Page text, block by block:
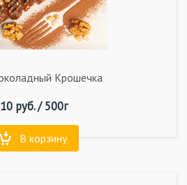
Крошечка
руб. /500г
В корзину